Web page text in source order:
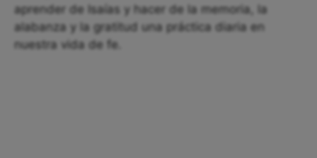
aprender de Isaías y hacer de la memoria, la
alabanza y la gratitud una práctica diaria en
nuestra vida de fe.